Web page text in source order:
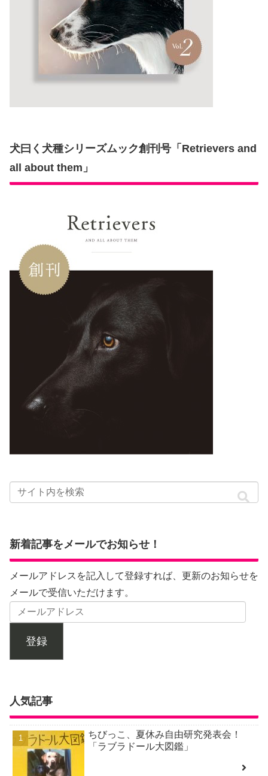
犬曰く犬種シリーズムック創刊号「Retrievers and
all about them」
新着記事をメールでお知らせ！
メールアドレスを記入して登録すれば、更新のお知らせを
メールで受信いただけます。
登録
人気記事
ちびっこ、夏休み自由研究発表会！
「ラブラドール大図鑑」